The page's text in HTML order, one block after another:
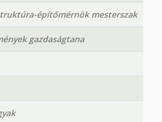
építőmérnök mesterszak
gazdaságtana